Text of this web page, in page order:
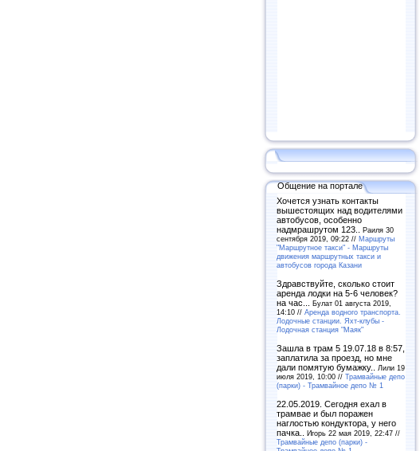
Общение на портале
Хочется узнать контакты
вышестоящих над водителями
автобусов, особенно
надмрашрутом 123.. Раиля 30
сентября 2019, 09:22 // Маршруты
"Маршрутное такси" - Маршруты
движения маршрутных такси и
автобусов города Казани
Здравствуйте, сколько стоит
аренда лодки на 5-6 человек?
на час... Булат 01 августа 2019,
14:10 // Аренда водного транспорта.
Лодочные станции. Яхт-клубы -
Лодочная станция "Маяк"
Зашла в трам 5 19.07.18 в 8:57,
заплатила за проезд, но мне
дали помятую бумажку..
Лили 19
июля 2019, 10:00 // Трамвайные депо
(парки) - Трамвайное депо № 1
22.05.2019. Сегодня ехал в
трамвае и был поражен
наглостью кондуктора, у него
пачка.. Игорь 22 мая 2019, 22:47 //
Трамвайные депо (парки) -